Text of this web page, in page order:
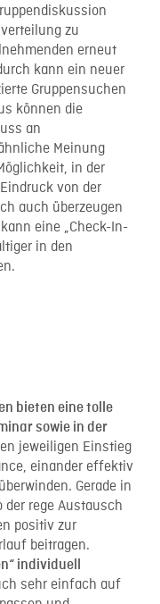
zu
erneut
kann ein neuer
Gruppensuchen
können die
an
Meinung
in der
von der
auch überzeugen
eine „Check-In-
in den
bieten eine tolle
sowie in der
jeweiligen Einstieg
einander effektiv
Gerade in
rege Austausch
positiv zur
beitragen.
individuell
sehr einfach auf